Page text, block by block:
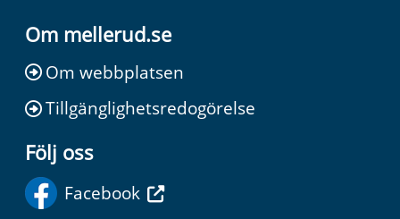
Om mellerud.se
Om webbplatsen
Tillgänglighetsredogörelse
Följ oss
Facebook